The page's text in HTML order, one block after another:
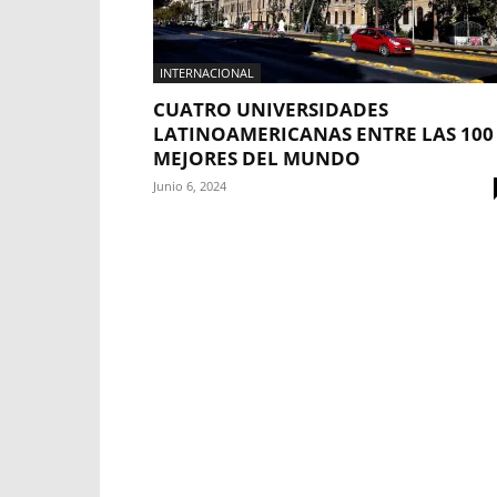
INTERNACIONAL
CUATRO UNIVERSIDADES
LATINOAMERICANAS ENTRE LAS 100
MEJORES DEL MUNDO
Junio 6, 2024